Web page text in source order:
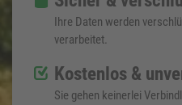
Ihre Daten werden
verarbeitet.
Kostenlos &
Sie gehen keinerlei